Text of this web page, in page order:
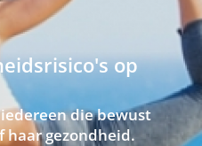
op
die bewust
haar gezondheid.